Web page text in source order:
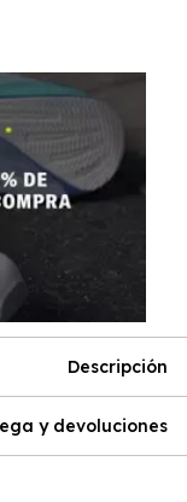
Descripción
y devoluciones